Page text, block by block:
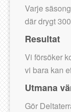
Varje
där drygt
Resultat
Vi försöker
vi bara kan
Utmana
Gör